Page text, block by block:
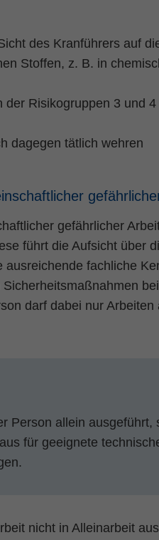
des Kranführers auf
Stoffen, z. B. in
Risikogruppen 3 und
dagegen tätlich wehren
gefährlicher
führt die Aufsicht über
fachliche
darf dabei nur
Person allein
für geeignete
nicht in Alleinarbeit